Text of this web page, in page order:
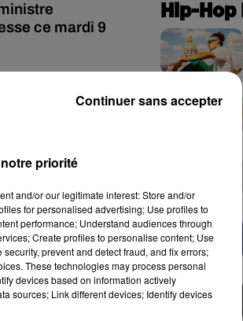
ce mardi 9
ministre thaïlandais
a en
avec son spray
Hip-Hop
priorité
and/or our legitimate interest: Store and/or
for personalised advertising; Use profiles to
performance; Understand audiences through
Create profiles to personalise content; Use
prevent and detect fraud, and fix errors;
These technologies may process personal
devices based on information actively
sources; Link different devices; Identify devices
Continuer sans accepter